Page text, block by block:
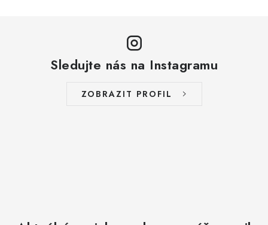
Sledujte nás na Instagramu
ZOBRAZIT PROFIL